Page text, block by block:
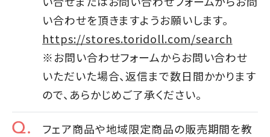
い合わせを頂きますようお願いします。
https://stores.toridoll.com/search
※お問い合わせフォームからお問い合わせ
いただいた場合、返信まで数日間かかります
ので、あらかじめご了承ください。
フェア商品や地域限定商品の販売期間を教